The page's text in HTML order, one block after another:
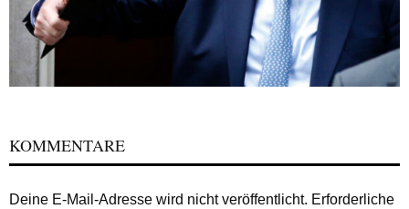
KOMMENTARE
Deine E-Mail-Adresse wird nicht veröffentlicht. Erforderliche